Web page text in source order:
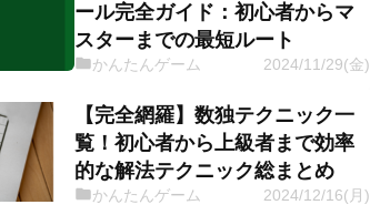
ール完全ガイド：初心者からマ
スターまでの最短ルート
かんたんゲーム 2024/11/29(金)
【完全網羅】数独テクニック一
覧！初心者から上級者まで効率
的な解法テクニック総まとめ
かんたんゲーム 2024/12/16(月)